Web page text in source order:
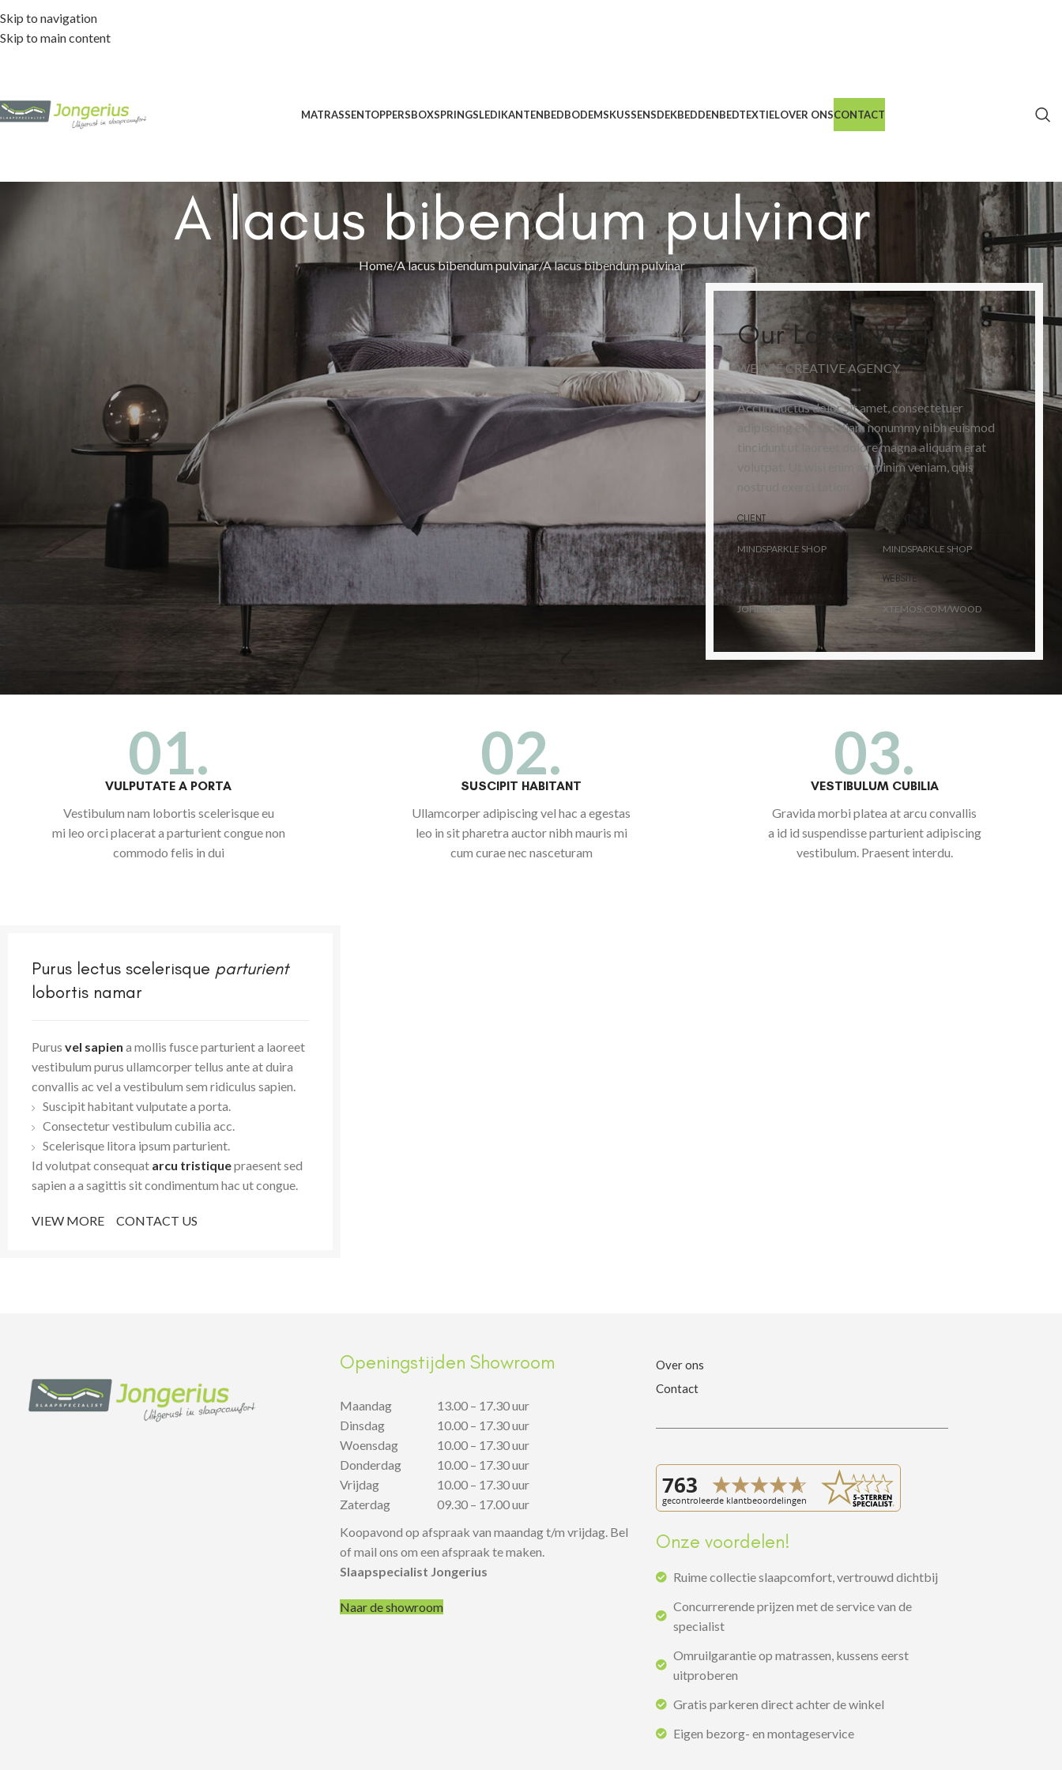
Skip to navigation
Skip to main content
MATRASSENTOPPERSBOXSPRINGSLEDIKANTENBEDBODEMSKUSSENSDEKBEDDENBEDTEXTIELOVER ONSCONTACT
A lacus bibendum pulvinar
Home A lacus bibendum pulvinar A lacus bibendum pulvinar
Our Latest Work
WE ARE CREATIVE AGENCY
Accum luctus dolor sit amet, consectetuer
adipiscing elit, sed diam nonummy nibh euismod
tincidunt ut laoreet dolore magna aliquam erat
volutpat. Ut wisi enim ad minim veniam, quis
CLIENT
MINDSPARKLE SHOP
CLIENT
MINDSPARKLE SHOP
DESIGNER
JOHN DOE
WEBSITE
XTEMOS.COM/WOOD
01.
VULPUTATE A PORTA
Vestibulum nam lobortis scelerisque eu
mi leo orci placerat a parturient congue non
commodo felis in dui
02.
SUSCIPIT HABITANT
Ullamcorper adipiscing vel hac a egestas
leo in sit pharetra auctor nibh mauris mi
cum curae nec nasceturam
03.
VESTIBULUM CUBILIA
Gravida morbi platea at arcu convallis
a id id suspendisse parturient adipiscing
vestibulum. Praesent interdu.
Purus lectus scelerisque parturient
lobortis namar
Purus vel sapien a mollis fusce parturient a laoreet
vestibulum purus ullamcorper tellus ante at duira
convallis ac vel a vestibulum sem ridiculus sapien.
Suscipit habitant vulputate a porta.
Consectetur vestibulum cubilia acc.
Scelerisque litora ipsum parturient.
Id volutpat consequat arcu tristiquepraesent sed
sapien a a sagittis sit condimentum hac ut congue.
VIEW MORE CONTACT US
Openingstijden Showroom
Maandag
Dinsdag
Woensdag
Donderdag
Vrijdag
Zaterdag
13.00 – 17.30 uur
10.00 – 17.30 uur
10.00 – 17.30 uur
10.00 – 17.30 uur
10.00 – 17.30 uur
09.30 – 17.00 uur
Koopavond op afspraak van maandag t/m vrijdag. Bel
of mail ons om een afspraak te maken.
Slaapspecialist Jongerius
Naar de showroom
Over ons
Contact
Onze voordelen!
Ruime collectie slaapcomfort, vertrouwd dichtbij
Concurrerende prijzen met de service van de
specialist
Omruilgarantie op matrassen, kussens eerst
uitproberen
Gratis parkeren direct achter de winkel
Eigen bezorg- en montageservice